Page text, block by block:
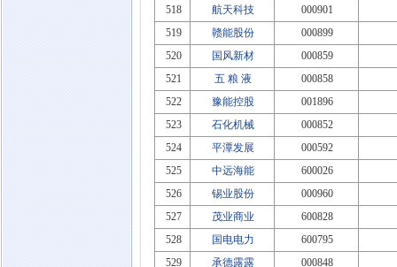
518
航天科技
000901
519
赣能股份
000899
520
国风新材
000859
521
五 粮 液
000858
522
豫能控股
001896
523
石化机械
000852
524
平潭发展
000592
525
中远海能
600026
526
锡业股份
000960
527
茂业商业
600828
528
国电电力
600795
529
承德露露 000848